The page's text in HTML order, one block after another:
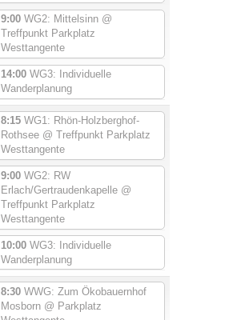
9:00 WG2: Mittelsinn @
Treffpunkt Parkplatz
Westtangente
14:00 WG3: Individuelle
Wanderplanung
8:15 WG1: Rhön-Holzberghof-
Rothsee @ Treffpunkt Parkplatz
Westtangente
9:00 WG2: RW
Erlach/Gertraudenkapelle @
Treffpunkt Parkplatz
Westtangente
10:00 WG3: Individuelle
Wanderplanung
8:30 WWG: Zum Ökobauernhof
Mosborn @ Parkplatz